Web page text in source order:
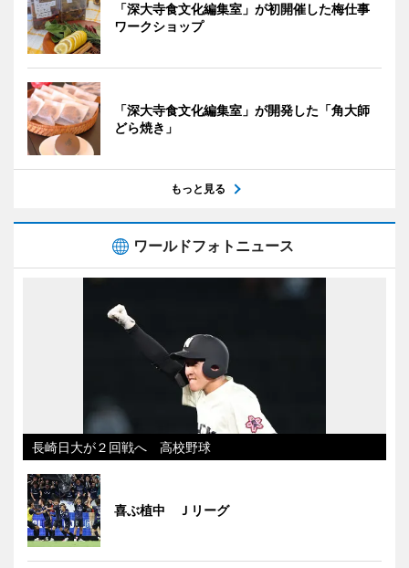
「深大寺食文化編集室」が初開催した梅仕事
ワークショップ
「深大寺食文化編集室」が開発した「角大師
どら焼き」
もっと見る
ワールドフォトニュース
長崎日大が２回戦へ 高校野球
喜ぶ植中 Ｊリーグ